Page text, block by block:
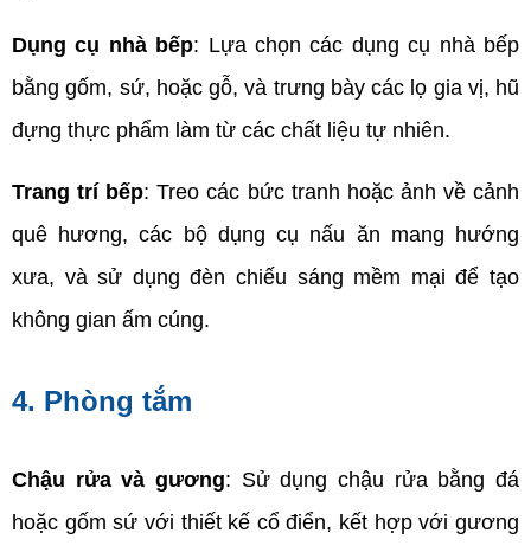
Dụng cụ nhà bếp: Lựa chọn các dụng cụ nhà bếp
bằng gốm, sứ, hoặc gỗ, và trưng bày các lọ gia vị, hũ
đựng thực phẩm làm từ các chất liệu tự nhiên.
Trang trí bếp: Treo các bức tranh hoặc ảnh về cảnh
quê hương, các bộ dụng cụ nấu ăn mang hướng
xưa, và sử dụng đèn chiếu sáng mềm mại để tạo
không gian ấm cúng.
4. Phòng tắm
Chậu rửa và gương: Sử dụng chậu rửa bằng đá
hoặc gốm sứ với thiết kế cổ điển, kết hợp với gương